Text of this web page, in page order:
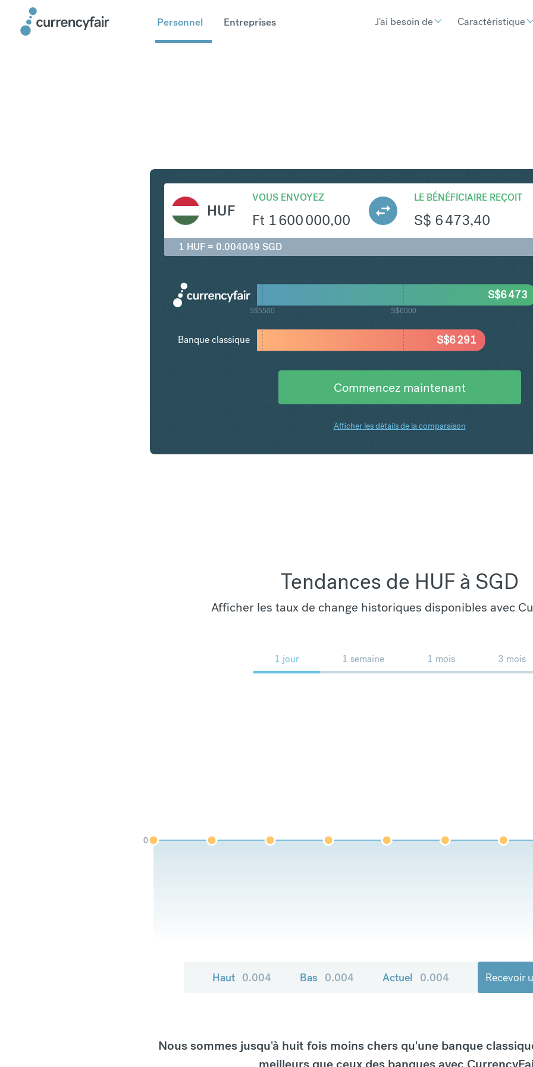
Personnel Entreprises J'ai besoin de Caractéristique
HUF
VOUS ENVOYEZ
Ft 1 600 000,00
LE BÉNÉFICIAIRE REÇOIT
S$ 6 473,40
1 HUF = 0.004049 SGD
S$5500 S$6000
S$6 291
S$6 473
Banque classique
Commencez maintenant
Afficher les détails de la comparaison
Tendances de HUF à SGD
Afficher les taux de change historiques disponibles avec
1 jour 1 semaine 1 mois 3 mois
0
Haut 0.004 Bas 0.004 Actuel 0.004 Recevoir
Nous sommes jusqu'à huit fois moins chers qu'une banque
meilleurs que ceux des banques avec